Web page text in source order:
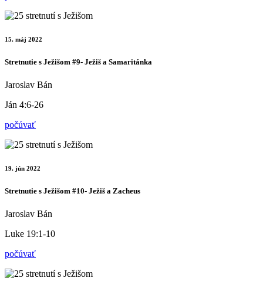
15. máj 2022
Stretnutie s Ježišom #9- Ježiš a Samaritánka
Jaroslav Bán
Ján 4:6-26
počúvať
19. jún 2022
Stretnutie s Ježišom #10- Ježiš a Zacheus
Jaroslav Bán
Luke 19:1-10
počúvať